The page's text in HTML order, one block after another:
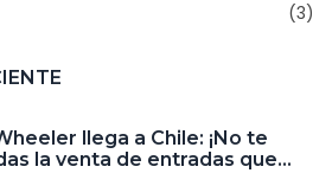
(3)
llega a Chile: ¡No te
la venta de entradas que